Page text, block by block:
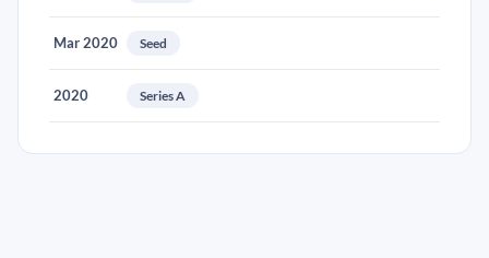
Mar 2020 Seed
2020 Series A